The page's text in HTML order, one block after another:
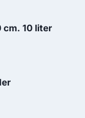
10 liter